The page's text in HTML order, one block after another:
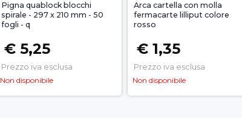
Pigna quablock blocchi
spirale - 297 x 210 mm - 50
fogli - q
€ 5,25
Prezzo iva esclusa
Non disponibile
Arca cartella con molla
fermacarte lilliput colore
rosso
€ 1,35
Prezzo iva esclusa
Non disponibile